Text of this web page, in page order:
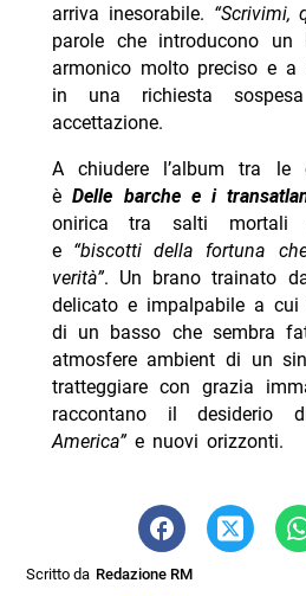
arriva inesorabile. “Scrivimi,
parole che introducono un
armonico molto preciso e a
in una richiesta
accettazione.
A chiudere l’album tra
èDelle barche e i
onirica tra salti mortali
e “biscotti della fortuna
verità”. Un brano trainato
delicato e impalpabile a
di un basso che sembra
atmosfere ambient di un
tratteggiare con grazia
raccontano il desiderio
America” e nuovi orizzonti.
Scritto da Redazione RM